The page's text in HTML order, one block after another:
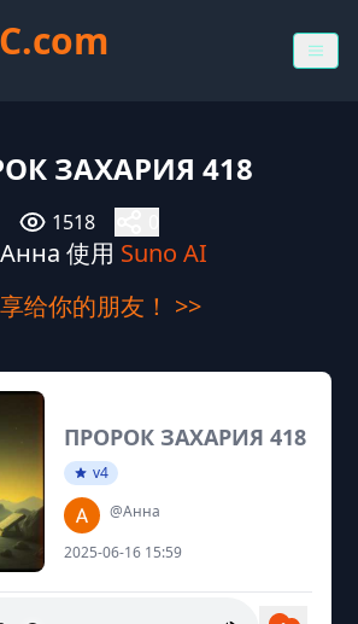
ЗАХАРИЯ 418
1518
使用 Suno AI
给你的朋友！ >>
ПРОРОК ЗАХАРИЯ 418
v4
@Анна
2025-06-16 15:59